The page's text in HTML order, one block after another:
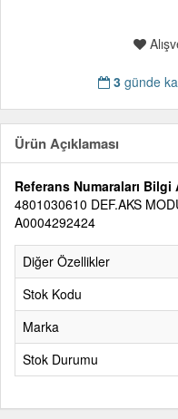
3günde
Ürün Açıklaması
Referans Numaraları Bilgi
4801030610 DEF.AKS
A0004292424
Diğer Özellikler
Stok Kodu
Marka
Stok Durumu